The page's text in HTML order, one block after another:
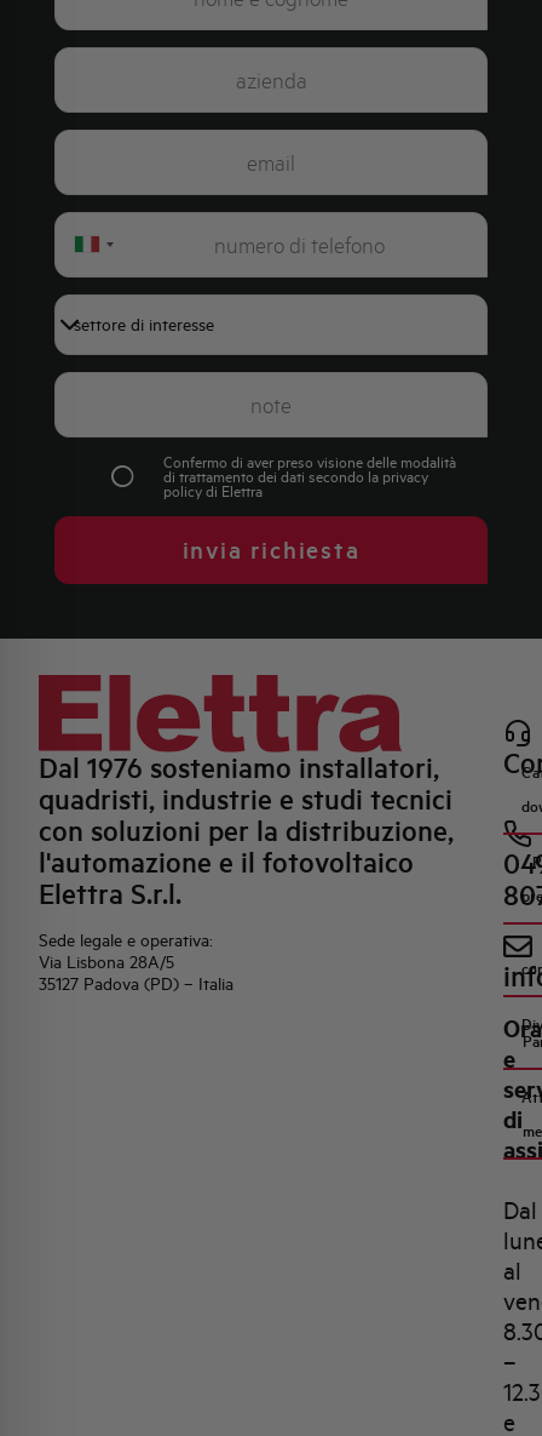
Italy
Confermo di aver preso visione delle modalità
di trattamento dei dati secondo la privacy
policydi Elettra
invia richiesta
Dal 1976 sosteniamo installatori,
quadristi, industrie e studi tecnici
con soluzioni per la distribuzione,
l'automazione e il fotovoltaico
Elettra S.r.l.
Sede legale e operativa:
Via Lisbona 28A/5
35127 Padova (PD) – Italia
e
di
Dal
al
–
e